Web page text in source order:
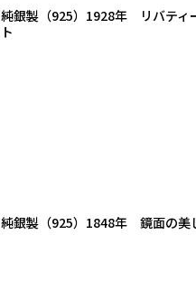
純銀製（925）1928年 リバティ
ト
純銀製（925）1848年 鏡面の美